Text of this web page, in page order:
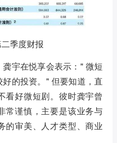
季度财报
宇在悦享会表示：" 微短
的投资。" 但要知道，直
看好微短剧。彼时龚宇曾
常谨慎，主要是该业务与
的审美、人才类型、商业